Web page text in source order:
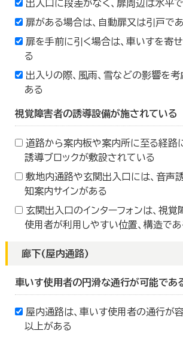
出入口に段差がなく、扉周辺は水平
扉がある場合は、自動扉又は引戸で
扉を手前に引く場合は、車いすを寄
る
出入りの際、風雨、雪などの影響を
ある
視覚障害者の誘導設備が施されている
道路から案内板や案内所に至る経路
誘導ブロックが敷設されている
敷地内通路や玄関出入口には、音声
知案内サインがある
玄関出入口のインターフォンは、視
使用者が利用しやすい位置、構造であ
廊下(屋内通路)
車いす使用者の円滑な通行が可能であ
屋内通路は、車いす使用者の通行が容
以上がある